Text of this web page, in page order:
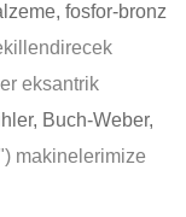
fosfor-bronz
eksantrik
Buch-Weber,
makinelerimize